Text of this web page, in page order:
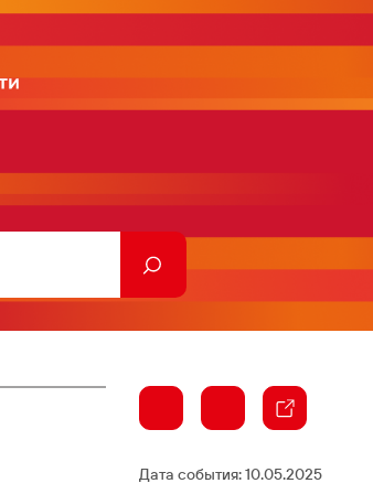
Дата события:10.05.2025